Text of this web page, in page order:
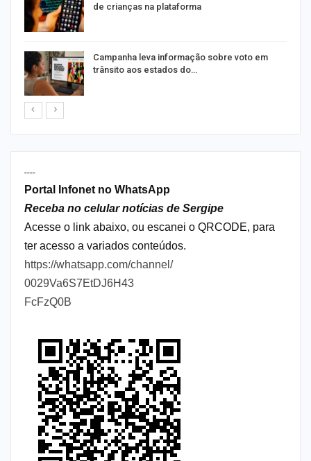
de crianças na plataforma
Campanha leva informação sobre voto em
trânsito aos estados do…
----
Portal Infonet no WhatsApp
Receba no celular notícias de Sergipe
Acesse o link abaixo, ou escanei o QRCODE, para
ter acesso a variados conteúdos.
https://whatsapp.com/channel/
0029Va6S7EtDJ6H43
FcFzQ0B